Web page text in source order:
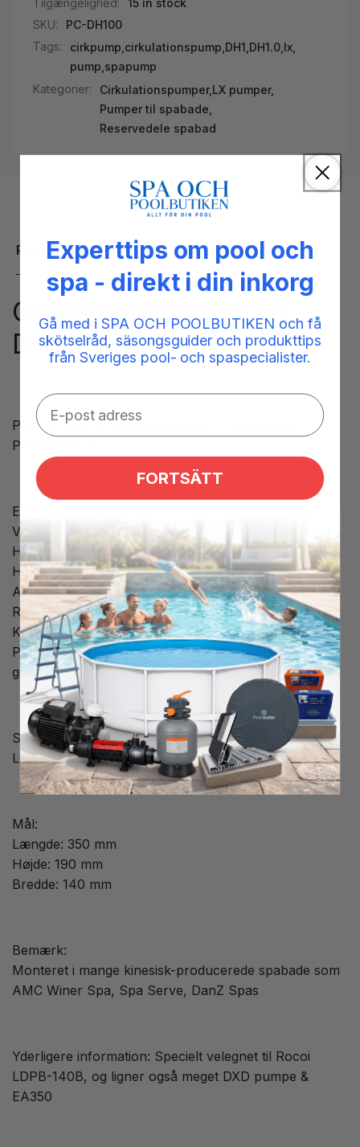
Tilgængelighed:
15 in stock
SKU:
PC-DH100
Tags:
cirkpump cirkulationspump DH1 DH1.0 lx
pump spapump
Kategorier:
Cirkulationspumper, LX pumper,
Pumper til spabade,
Reservedele spabad
Produktbeskrivelse
Cirkulationspumpe LX
DH100 1,0hk
Produkttype: Cirkulationspumpe / filterpumpe
Producent: LX
Effekt:
Volt: 230
Hz: 50
HK Motor Høj hastighed: 1,0
Ampere Høj hastighed: 3,6
RPM: 2900
Kondensator: 5uf
Pumpe tilslutning: 1,5” tommer (62 mm)
gevindtilslutning
Specifikationer:
Leveres med kabel uden stik.
Mål:
Længde: 350 mm
Højde: 190 mm
Bredde: 140 mm
Bemærk:
Monteret i mange kinesisk-producerede spabade som
AMC Winer Spa, Spa Serve, DanZ Spas
Yderligere information: Specielt velegnet til Rocoi
LDPB-140B, og ligner også meget DXD pumpe &
EA350
Experttips om pool och
spa - direkt i din inkorg
Gå med i SPA OCH POOLBUTIKEN och få
skötselråd, säsongsguider och produkttips
från Sveriges pool- och spaspecialister.
FORTSÄTT